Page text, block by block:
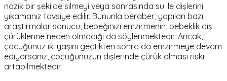
nazik bir şekilde silmeyi veya sonrasında su ile dişlerini
yıkamanız tavsiye edilir. Bununla beraber, yapılan bazı
araştırmalar sonucu, bebeğinizi emzirmenin, bebeklik diş
çürüklerine neden olmadığı da söylenmektedir. Ancak,
çocuğunuz iki yaşını geçtikten sonra da emzirmeye devam
ediyorsanız, çocuğunuzun dişlerinde çürük olması riski
artabilmektedir.